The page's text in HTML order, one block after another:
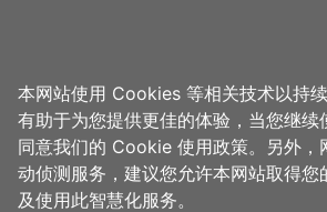
首页 > 想去的地方 > 美食、购物 > 实味香肉舖
实味香肉舖行
本网站使用 Cookies 等相关技术以持
有助于为您提供更佳的体验，当您继续
同意我们的 Cookie 使用政策。另外，
动侦测服务，建议您允许本网站取得您
及使用此智慧化服务。